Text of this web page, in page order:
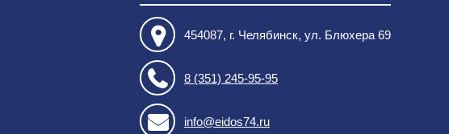
454087, г. Челябинск, ул. Блюхера 69
8 (351) 245-95-95
info@eidos74.ru